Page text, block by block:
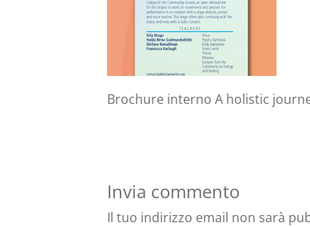
Brochure interno A holistic
Invia commento
Il tuo indirizzo email non sarà